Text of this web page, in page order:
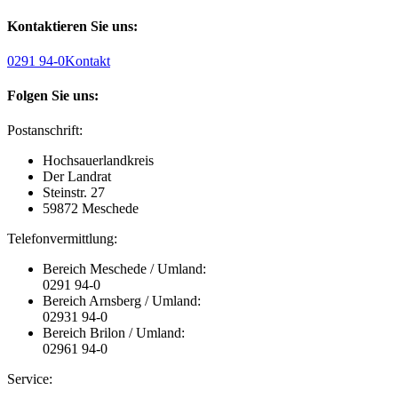
Kontaktieren Sie uns:
0291 94-0Kontakt
Folgen Sie uns:
Postanschrift:
Hochsauerlandkreis
Der Landrat
Steinstr. 27
59872 Meschede
Telefonvermittlung:
Bereich Meschede / Umland:
0291 94-0
Bereich Arnsberg / Umland:
02931 94-0
Bereich Brilon / Umland:
02961 94-0
Service: